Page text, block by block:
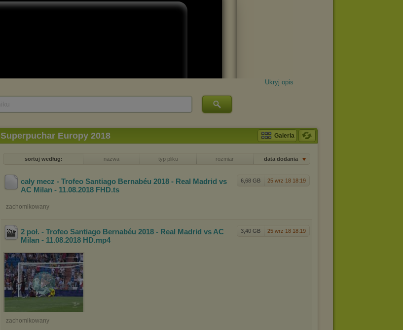
Ukryj opis
Superpuchar Europy 2018 Galeria
sortuj według: nazwa typ pliku rozmiar data dodania
6,68 GB 25 wrz 18 18:19
cały mecz - Trofeo Santiago Bernabéu 2018 - Real Madrid vs
AC Milan - 11.08.2018 FHD.ts
zachomikowany
3,40 GB 25 wrz 18 18:19
2 poł. - Trofeo Santiago Bernabéu 2018 - Real Madrid vs AC
Milan - 11.08.2018 HD.mp4
zachomikowany